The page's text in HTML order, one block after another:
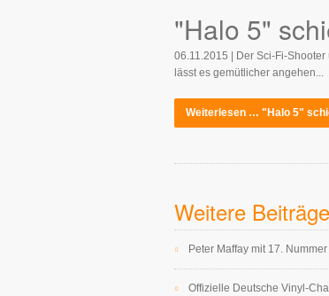
"Halo 5"
06.11.2015 | Der Sci-Fi-
lässt es gemütlicher angehen...
Weiterlesen … "Halo 5"
Weitere
Peter Maffay mit 17.
Offizielle Deutsche Vinyl-